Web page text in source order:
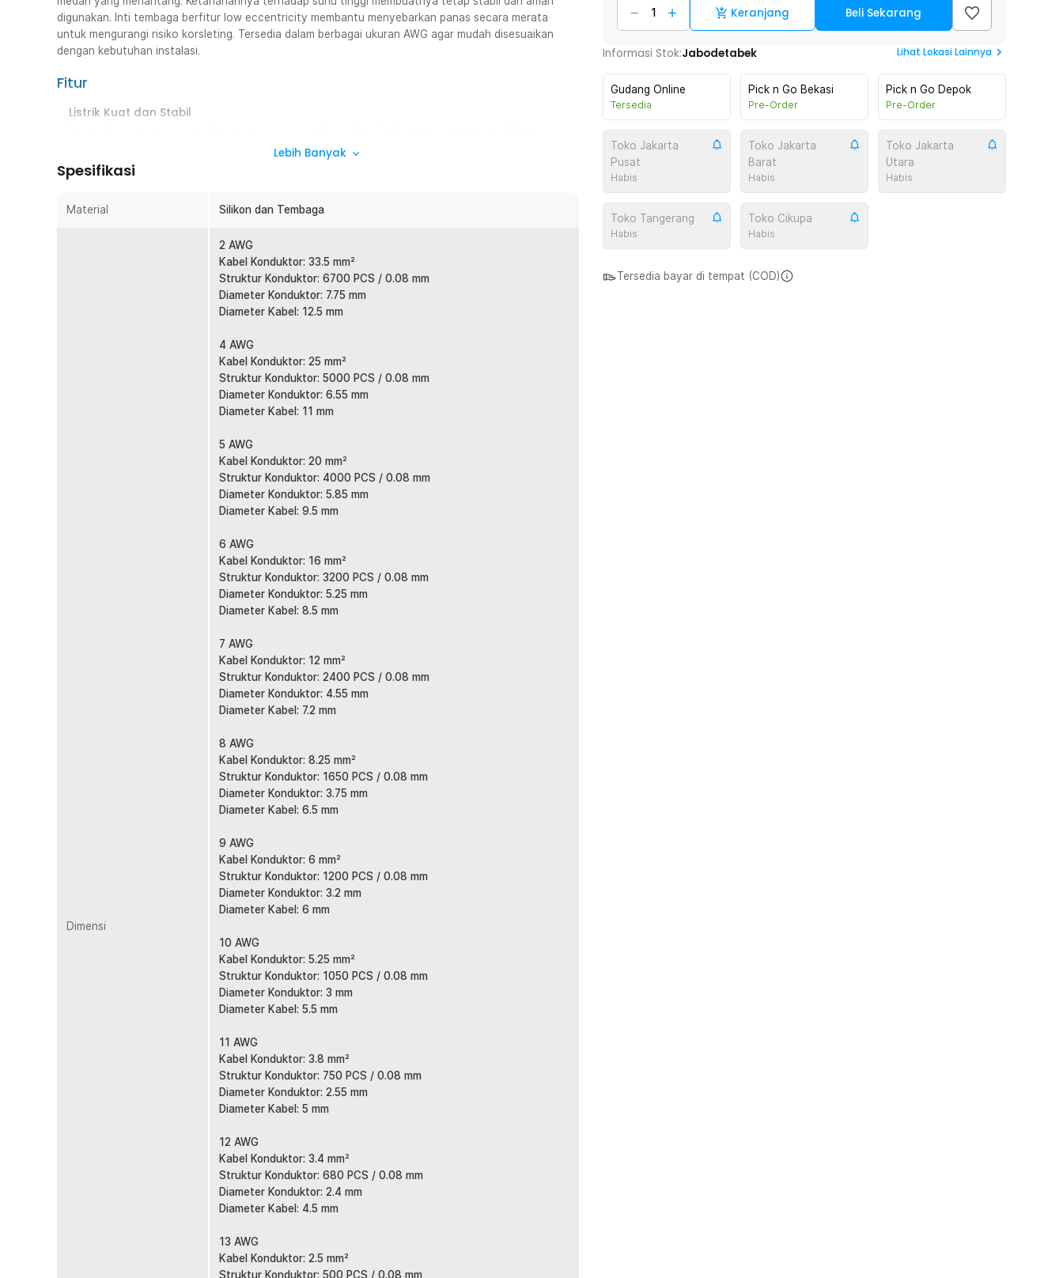
digunakan. Inti tembaga berfitur low eccentricity membantu menyebarkan panas secara merata
untuk mengurangi risiko korsleting. Tersedia dalam berbagai ukuran AWG agar mudah disesuaikan
dengan kebutuhan instalasi.
Fitur
Listrik Kuat dan Stabil
penurunan daya, bahkan pada berbagai kondisi beban. Cocok untuk penggunaan sehari-hari.
Arus Merata Tanpa Gangguan
untuk cegah gangguan kelistrikan.
Lapisan silikon lentur membuat kabel AWG dapat digunakan di berbagai tempat dan kondisi.
Bahan ini juga tidak mudah mengelupas sehingga aman digunakan untuk jangka panjang.
Memiliki ketahanan suhu tinggi, kabel AWG ini dapat menghantarkan listrik dengan baik mulai dari
Tersedia dalam banyak varian ukuran, mulai dari 2 AWG hingga 16 AWG, gunakan kabel untuk
menyuplai listrik ke berbagai kebutuhan.
Rincian yang Anda dapatkan untuk pembelian produk ini:
1 x ALLWELL Kabel AWG Silicone Extra Soft Temperature Resistant Wire 1M - MU-5
Lebih Banyak
Spesifikasi
Material Silikon dan Tembaga
Dimensi
2 AWG
Kabel Konduktor: 33.5 mm²
Struktur Konduktor: 6700 PCS / 0.08 mm
Diameter Konduktor: 7.75 mm
Diameter Kabel: 12.5 mm
4 AWG
Kabel Konduktor: 25 mm²
Struktur Konduktor: 5000 PCS / 0.08 mm
Diameter Konduktor: 6.55 mm
Diameter Kabel: 11 mm
5 AWG
Kabel Konduktor: 20 mm²
Struktur Konduktor: 4000 PCS / 0.08 mm
Diameter Konduktor: 5.85 mm
Diameter Kabel: 9.5 mm
6 AWG
Kabel Konduktor: 16 mm²
Struktur Konduktor: 3200 PCS / 0.08 mm
Diameter Konduktor: 5.25 mm
Diameter Kabel: 8.5 mm
7 AWG
Kabel Konduktor: 12 mm²
Struktur Konduktor: 2400 PCS / 0.08 mm
Diameter Konduktor: 4.55 mm
Diameter Kabel: 7.2 mm
8 AWG
Kabel Konduktor: 8.25 mm²
Struktur Konduktor: 1650 PCS / 0.08 mm
Diameter Konduktor: 3.75 mm
Diameter Kabel: 6.5 mm
9 AWG
Kabel Konduktor: 6 mm²
Struktur Konduktor: 1200 PCS / 0.08 mm
Diameter Konduktor: 3.2 mm
Diameter Kabel: 6 mm
10 AWG
Kabel Konduktor: 5.25 mm²
Struktur Konduktor: 1050 PCS / 0.08 mm
Diameter Konduktor: 3 mm
Diameter Kabel: 5.5 mm
11 AWG
Kabel Konduktor: 3.8 mm²
Struktur Konduktor: 750 PCS / 0.08 mm
Diameter Konduktor: 2.55 mm
Diameter Kabel: 5 mm
12 AWG
Kabel Konduktor: 3.4 mm²
Struktur Konduktor: 680 PCS / 0.08 mm
Diameter Konduktor: 2.4 mm
Diameter Kabel: 4.5 mm
13 AWG
Kabel Konduktor: 2.5 mm²
Struktur Konduktor: 500 PCS / 0.08 mm
Keranjang Beli Sekarang
Informasi Stok:Jabodetabek Lihat Lokasi Lainnya
Gudang Online
Tersedia
Pick n Go Bekasi
Pre-Order
Pick n Go Depok
Pre-Order
Toko Jakarta
Pusat
Habis
Toko Jakarta
Barat
Habis
Toko Jakarta
Utara
Habis
Toko Tangerang
Habis
Toko Cikupa
Habis
Tersedia bayar di tempat (COD)